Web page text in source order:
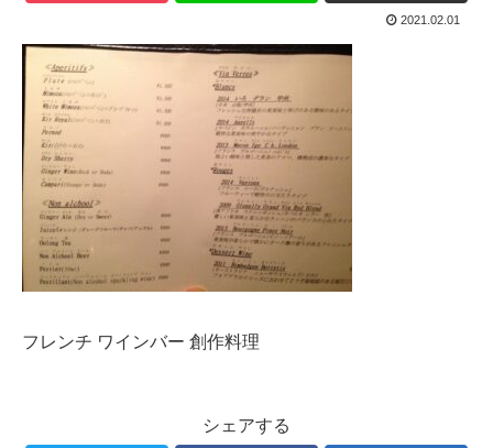
2021.02.01
フレンチ ワインバー 創作料理
シェアする